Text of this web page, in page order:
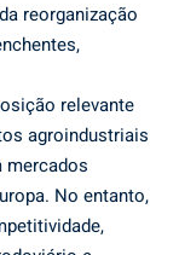
reorganização
relevante
agroindustriais
mercados
No entanto,